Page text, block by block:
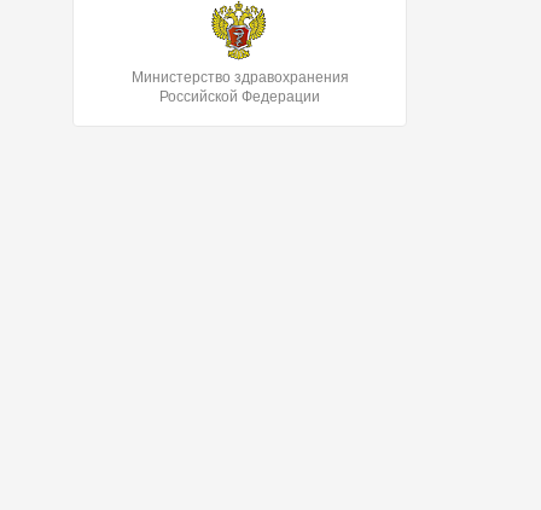
Министерство здравохранения
Российской Федерации